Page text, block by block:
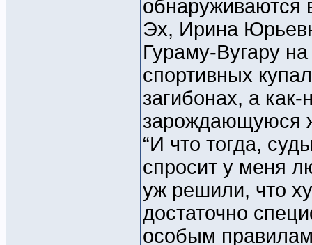
обнаруживаются
Эх, Ирина
Гураму-Вугару
спортивных
загибонах, а
зарождающуюся
“И что тогда,
спросит у меня
уж решили, что
достаточно
особым